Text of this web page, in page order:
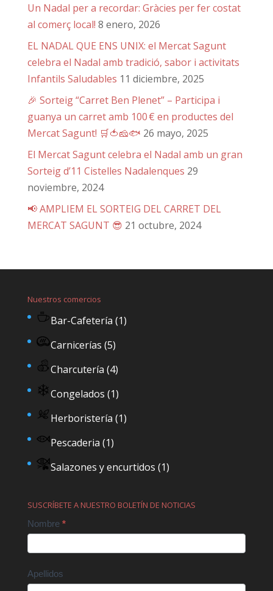
Un Nadal per a recordar: Gràcies per fer costat
al comerç local! 8 enero, 2026
EL NADAL QUE ENS UNIX: el Mercat Sagunt
celebra el Nadal amb tradició, sabor i activitats
Infantils Saludables 11 diciembre, 2025
🎉 Sorteig “Carret Ben Plenet” – Participa i
guanya un carret amb 100 € en productes del
Mercat Sagunt! 🛒🍅🧀🐟 26 mayo, 2025
El Mercat Sagunt celebra el Nadal amb un gran
Sorteig d’11 Cistelles Nadalenques 29
noviembre, 2024
📢 AMPLIEM EL SORTEIG DEL CARRET DEL
MERCAT SAGUNT 😎 21 octubre, 2024
Nuestros comercios
Bar-Cafetería (1)
Carnicerías (5)
Charcutería (4)
Congelados (1)
Herboristería (1)
Pescaderia (1)
Salazones y encurtidos (1)
SUSCRÍBETE A NUESTRO BOLETÍN DE NOTICIAS
Contact
Nombre *
Apellidos